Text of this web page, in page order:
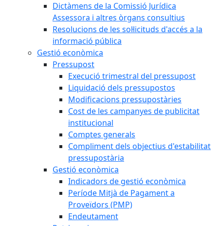
Dictàmens de la Comissió Jurídica
Assessora i altres òrgans consultius
Resolucions de les sol·licituds d'accés a la
informació pública
Gestió econòmica
Pressupost
Execució trimestral del pressupost
Liquidació dels pressupostos
Modificacions pressupostàries
Cost de les campanyes de publicitat
institucional
Comptes generals
Compliment dels objectius d'estabilitat
pressupostària
Gestió econòmica
Indicadors de gestió econòmica
Període Mitjà de Pagament a
Proveïdors (PMP)
Endeutament